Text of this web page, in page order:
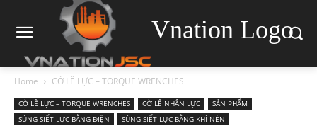
Vnation Logo
Home CỜ LÊ LỰC – TORQUE WRENCHES
CỜ LÊ LỰC – TORQUE WRENCHES CỜ LÊ NHÂN LỰC
SẢN PHẨM
SÚNG SIẾT LỰC BẰNG ĐIỆN
SÚNG SIẾT LỰC BẰNG KHÍ NÉN